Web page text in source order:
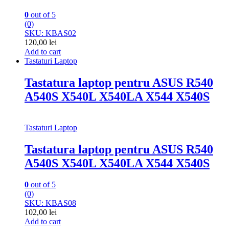
0 out of 5
(0)
SKU: KBAS02
120,00 lei
Add to cart
Tastaturi Laptop
Tastatura laptop pentru ASUS R540
A540S X540L X540LA X544 X540S
Tastaturi Laptop
Tastatura laptop pentru ASUS R540
A540S X540L X540LA X544 X540S
0 out of 5
(0)
SKU: KBAS08
102,00 lei
Add to cart